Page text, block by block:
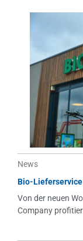
News
Bio-Lieferservice
Von der neuen
Company